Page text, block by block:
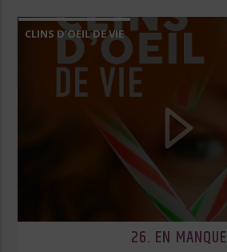
CLINS D’OEIL DE VIE
26. EN MANQUE